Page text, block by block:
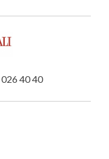
026 40 40